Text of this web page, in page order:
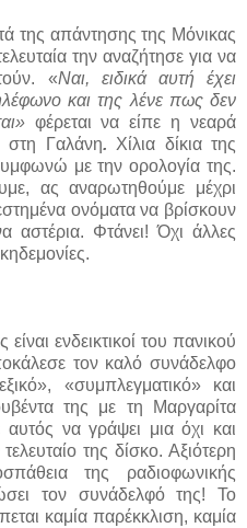
της απάντησης της Μόνικας
την αναζήτησε για να
«Ναι, ειδικά αυτή έχει
και της λένε πως δεν
φέρεται να είπε η νεαρά
στη Γαλάνη. Χίλια δίκια της
με την ορολογία της.
ας αναρωτηθούμε μέχρι
ονόματα να βρίσκουν
αστέρια. Φτάνει! Όχι άλλες
ενδεικτικοί του πανικού
τον καλό συνάδελφο
«συμπλεγματικό» και
της με τη Μαργαρίτα
αυτός να γράψει μια όχι και
της δίσκο. Αξιότερη
της ραδιοφωνικής
τον συνάδελφό της! Το
καμία παρέκκλιση, καμία